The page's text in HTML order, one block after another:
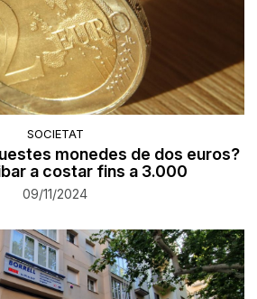
SOCIETAT
monedes de dos euros?
a costar fins a 3.000
09/11/2024